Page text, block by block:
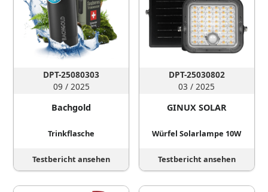
DPT-25080303
09 / 2025
Bachgold
Trinkflasche
Testbericht ansehen
DPT-25030802
03 / 2025
GINUX SOLAR
Würfel Solarlampe 10W
Testbericht ansehen